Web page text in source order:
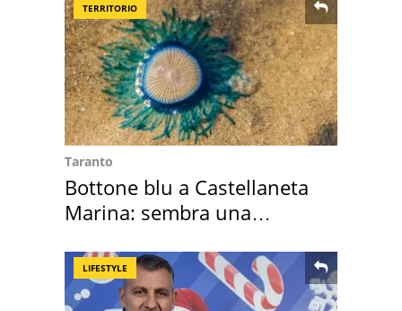
TERRITORIO
Taranto
Bottone blu a Castellaneta
Marina: sembra una
LIFESTYLE